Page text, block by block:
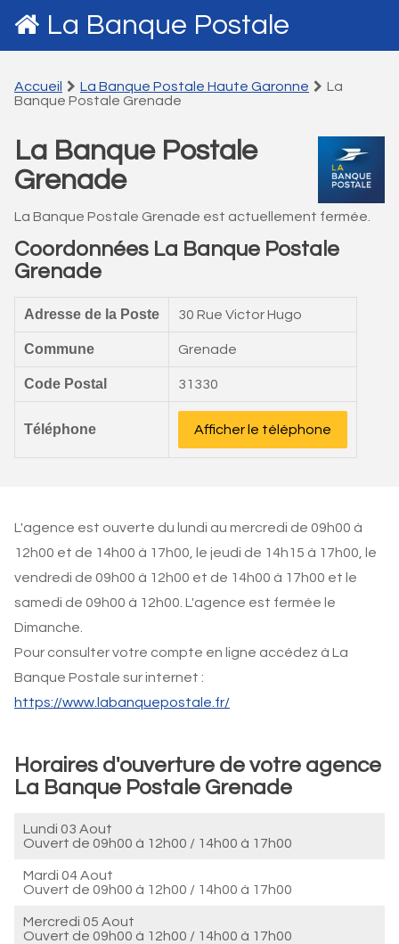
La Banque Postale
Accueil La Banque Postale Haute Garonne
La
Banque Postale Grenade
La Banque Postale
Grenade
La Banque Postale Grenade est actuellement fermée.
Coordonnées La Banque Postale
Grenade
Adresse de la Poste 30 Rue Victor Hugo
Commune Grenade
Code Postal 31330
Téléphone Afficher le téléphone
L'agence est ouverte du lundi au mercredi de 09h00 à
12h00 et de 14h00 à 17h00, le jeudi de 14h15 à 17h00, le
vendredi de 09h00 à 12h00 et de 14h00 à 17h00 et le
samedi de 09h00 à 12h00. L'agence est fermée le
Dimanche.
Pour consulter votre compte en ligne accédez à La
Banque Postale sur internet :
https://www.labanquepostale.fr/
Horaires d'ouverture de votre agence
La Banque Postale Grenade
Lundi 03 Aout
Ouvert de 09h00 à 12h00 / 14h00 à 17h00
Mardi 04 Aout
Ouvert de 09h00 à 12h00 / 14h00 à 17h00
Mercredi 05 Aout
Ouvert de 09h00 à 12h00 / 14h00 à 17h00